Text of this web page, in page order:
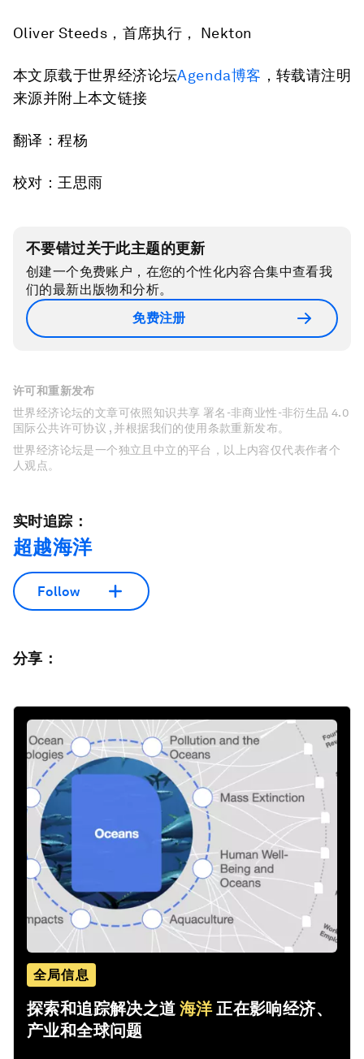
Oliver Steeds，首席执行， Nekton
本文原载于世界经济论坛Agenda博客 ，转载请注明
来源并附上本文链接
翻译：程杨
校对：王思雨
不要错过关于此主题的更新
创建一个免费账户，在您的个性化内容合集中查看我
们的最新出版物和分析。
免费注册
许可和重新发布
世界经济论坛的文章可依照知识共享 署名-非商业性-非衍生品 4.0
国际公共许可协议 , 并根据我们的使用条款重新发布。
世界经济论坛是一个独立且中立的平台，以上内容仅代表作者个
人观点。
实时追踪：
超越海洋
Follow
分享：
全局信息
探索和追踪解决之道海洋正在影响经济、
产业和全球问题